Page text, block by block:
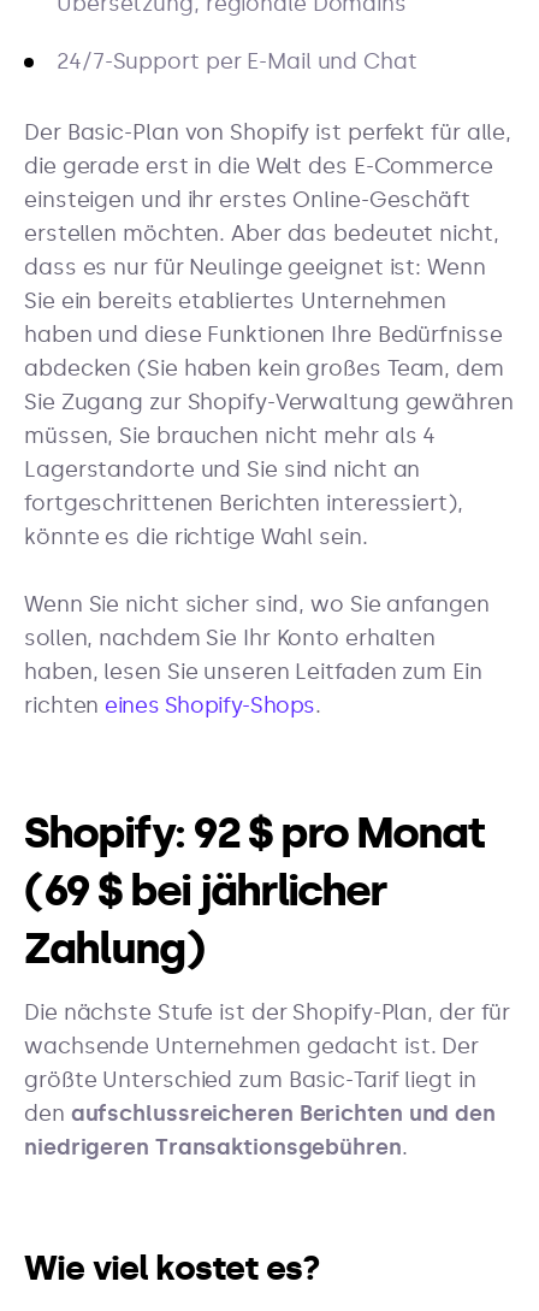
24/7-Support per E-Mail und Chat
Der Basic-Plan von Shopify ist perfekt für alle,
die gerade erst in die Welt des E-Commerce
einsteigen und ihr erstes Online-Geschäft
erstellen möchten. Aber das bedeutet nicht,
dass es nur für Neulinge geeignet ist: Wenn
Sie ein bereits etabliertes Unternehmen
haben und diese Funktionen Ihre Bedürfnisse
abdecken (Sie haben kein großes Team, dem
Sie Zugang zur Shopify-Verwaltung gewähren
müssen, Sie brauchen nicht mehr als 4
Lagerstandorte und Sie sind nicht an
fortgeschrittenen Berichten interessiert),
könnte es die richtige Wahl sein.
Wenn Sie nicht sicher sind, wo Sie anfangen
sollen, nachdem Sie Ihr Konto erhalten
haben, lesen Sie unseren Leitfaden zum Ein
richten eines Shopify-Shops.
Shopify: 92 $ pro Monat
(69 $ bei jährlicher
Zahlung)
Die nächste Stufe ist der Shopify-Plan, der für
wachsende Unternehmen gedacht ist. Der
größte Unterschied zum Basic-Tarif liegt in
den aufschlussreicheren Berichten und den
niedrigeren Transaktionsgebühren.
Wie viel kostet es?